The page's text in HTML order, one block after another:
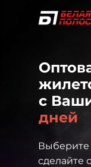
с
дней
Выберите
сделайте